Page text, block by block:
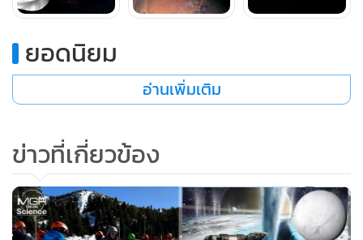
ยานสำรวจสัญชาติจาก UAE มีวงโคจรลักษณะพิเศษแตกต่างจาก
ยานอวกาศในภารกิจอื่นๆ ที่เคยถูกส่งไปดาวอังคาร โดยยานมี
ระยะห่างสูงสุดจากดาวอังคารมากกว่า 40,000 กิโลเมตร ทำให้
สามารถถ่ายภาพดวงจันทร์ไดมอส (Deimos) ได้อย่างชัดเจนใน
ยอดนิยม
อ่านเพิ่มเติม
ข่าวที่เกี่ยวข้อง